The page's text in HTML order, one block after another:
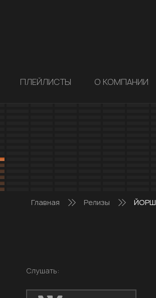
ПЛЕЙЛИСТЫ О КОМПАНИИ
Главная Релизы ЙОРШ
Слушать: